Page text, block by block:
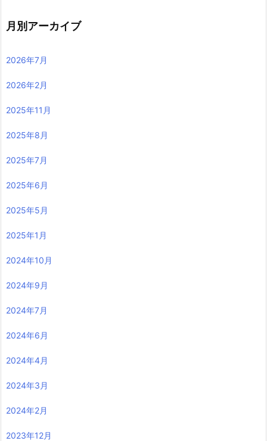
月別アーカイブ
2026年7月
2026年2月
2025年11月
2025年8月
2025年7月
2025年6月
2025年5月
2025年1月
2024年10月
2024年9月
2024年7月
2024年6月
2024年4月
2024年3月
2024年2月
2023年12月